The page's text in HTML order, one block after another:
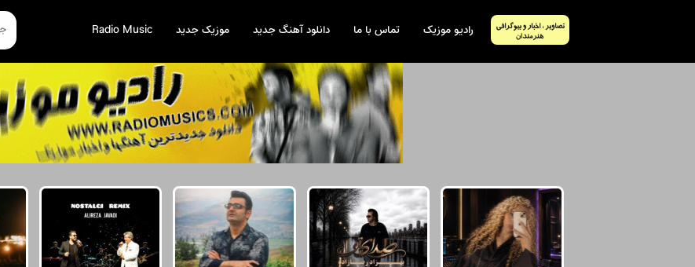
رادیو موزیک تماس با ما دانلود آهنگ جدید موزیک جدید Radio Music